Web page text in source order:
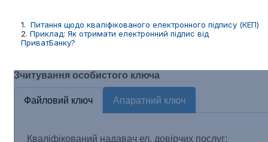
1. Питання щодо кваліфікованого електронного підпису (КЕП)
2. Приклад: Як отримати електронний підпис від
ПриватБанку?